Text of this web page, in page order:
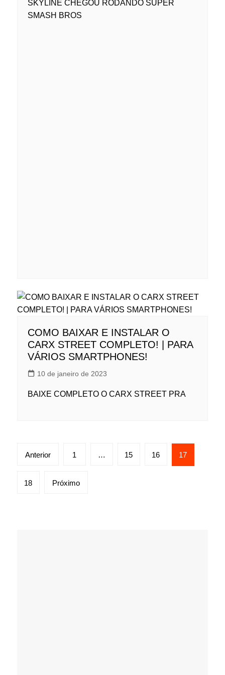
SKYLINE CHEGOU RODANDO SUPER
SMASH BROS
COMO BAIXAR E INSTALAR O
CARX STREET COMPLETO! | PARA
VÁRIOS SMARTPHONES!
10 de janeiro de 2023
BAIXE COMPLETO O CARX STREET PRA
Paginação
posts
Anterior 1 … 15 16 17
18 Próximo